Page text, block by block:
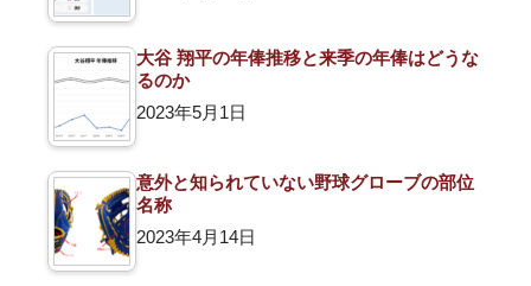
大谷 翔平の年俸推移と来季の年俸はどうな
るのか
2023年5月1日
意外と知られていない野球グローブの部位
名称
2023年4月14日